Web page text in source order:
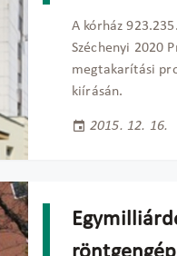
A kórház
Széchenyi 2020
megtakarítási
kiírásán.
2015. 12. 16.